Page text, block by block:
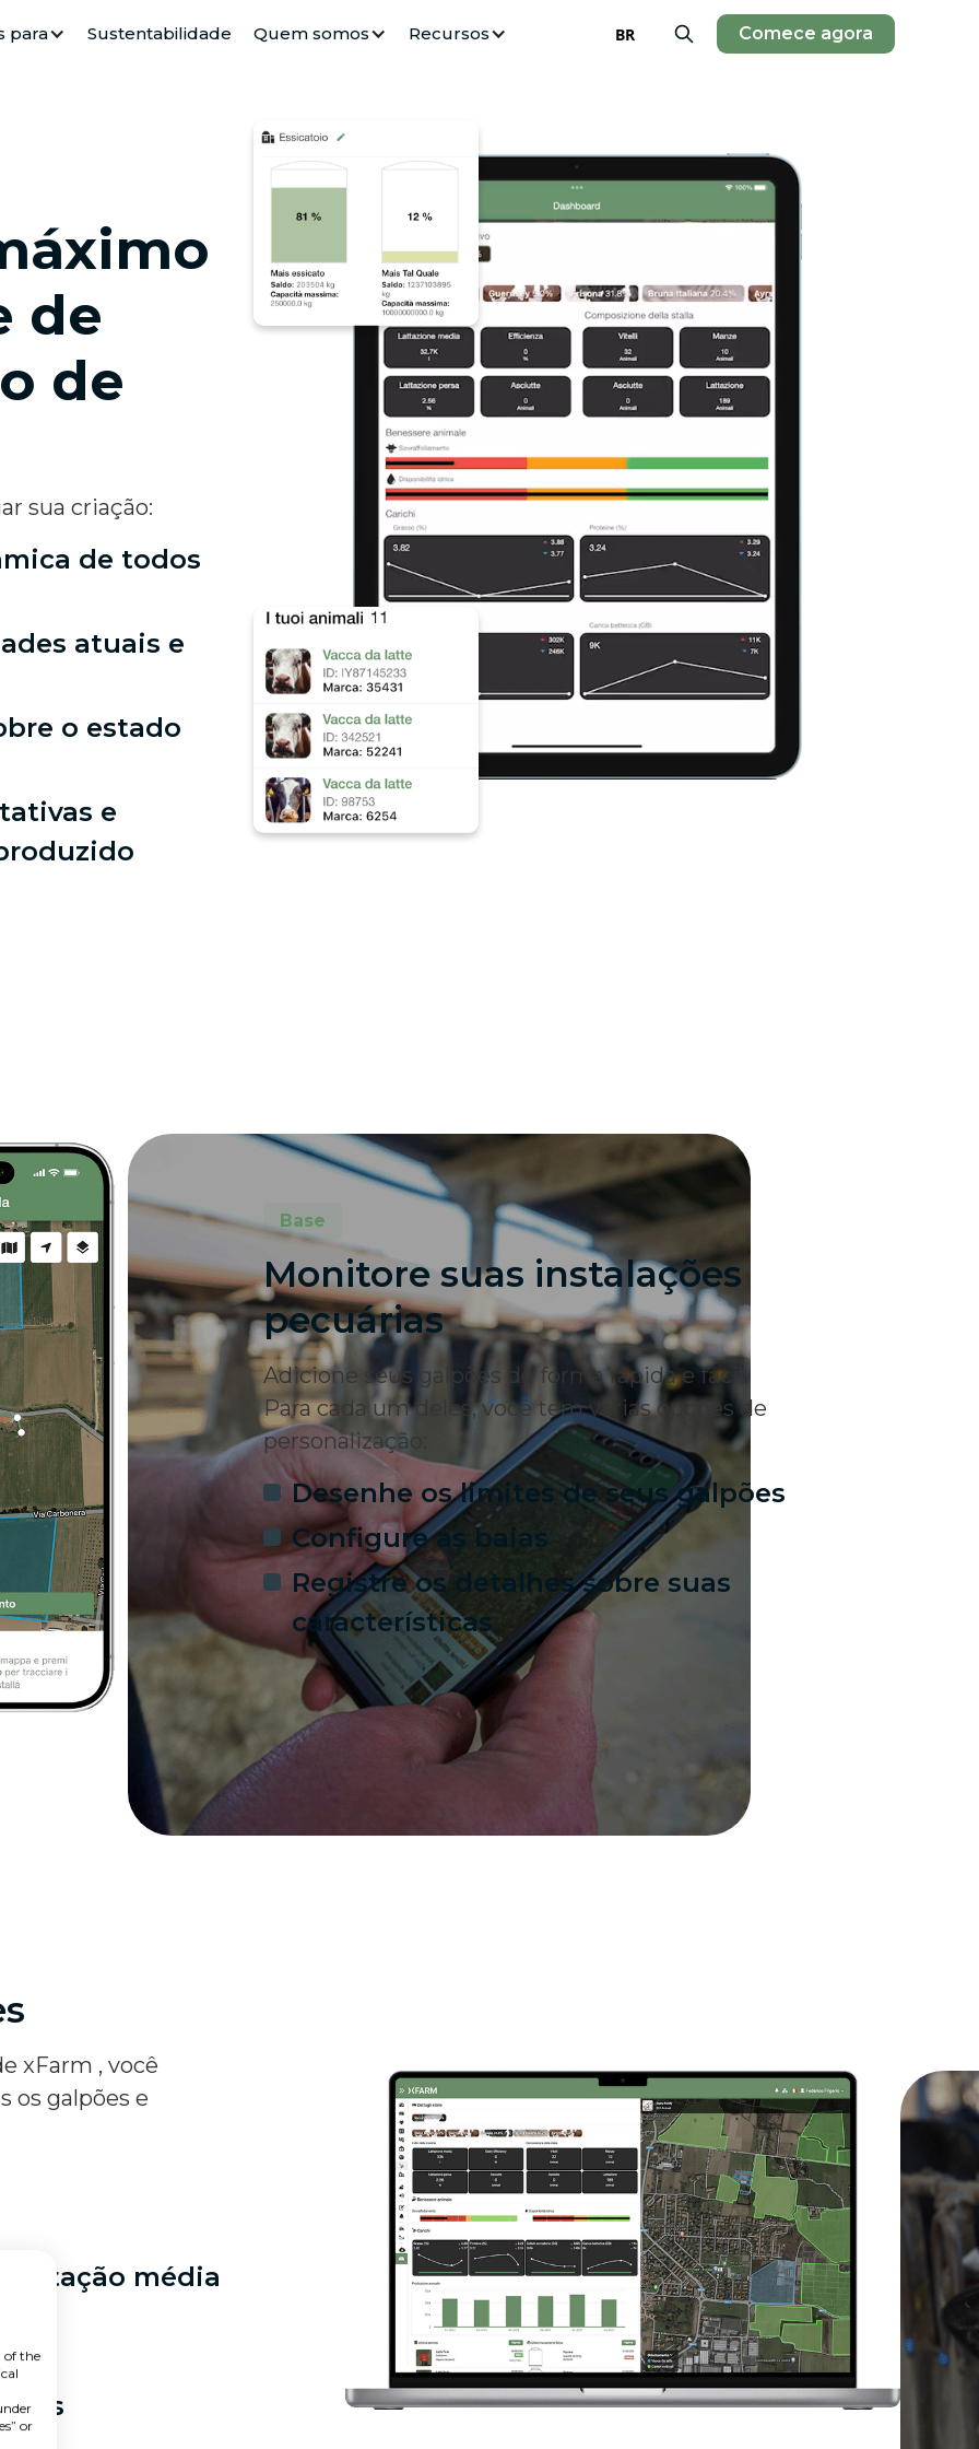
para Sustentabilidade Quem somos Recursos BR Comece agora
de
de
sua criação:
de todos
atuais e
o estado
e
Base
Monitore suas instalações
pecuárias
Adicione seus galpões de forma rápida e fácil.
Para cada um deles, você tem várias opções de
personalização:
Desenhe os limites de seus galpões
Configure as baias
Registre os detalhes sobre suas
características
xFarm , você
os galpões e
média
of the
or